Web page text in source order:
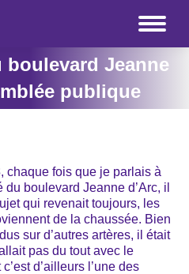
Jeanne
publique
chaque fois que je parlais à
boulevard Jeanne d’Arc, il
qui revenait toujours, les
de la chaussée. Bien
sur d’autres artères, il était
pas du tout avec le
d’ailleurs l’une des